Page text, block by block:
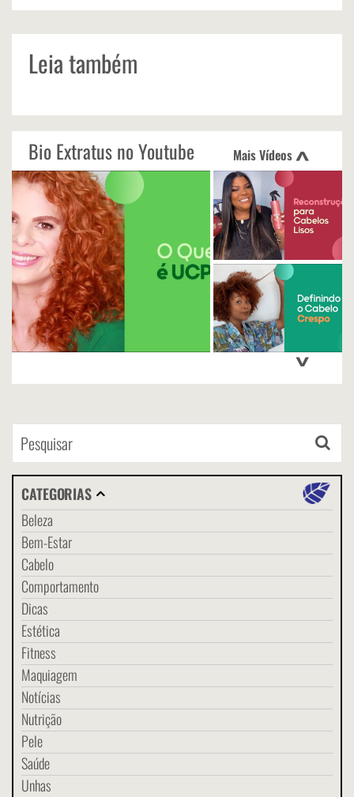
Leia também
<
Bio Extratus no Youtube Mais Vídeos
>
CATEGORIAS
Beleza
Bem-Estar
Cabelo
Comportamento
Dicas
Estética
Fitness
Maquiagem
Notícias
Nutrição
Pele
Saúde
Unhas